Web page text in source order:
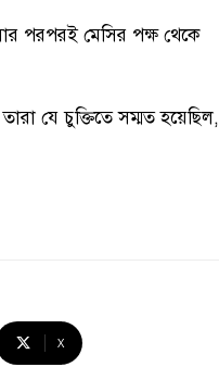
পরপরই মেসির পক্ষ থেকে
যে চুক্তিতে সম্মত হয়েছিল,
X